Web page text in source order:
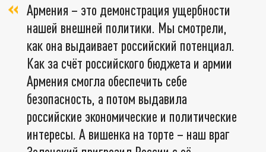
Армения – это демонстрация ущербности
нашей внешней политики. Мы смотрели,
как она выдаивает российский потенциал.
Как за счёт российского бюджета и армии
Армения смогла обеспечить себе
безопасность, а потом выдавила
российские экономические и политические
интересы. А вишенка на торте – наш враг